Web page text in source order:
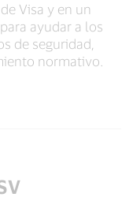
Visa y en un
ayudar a los
de seguridad,
normativo.